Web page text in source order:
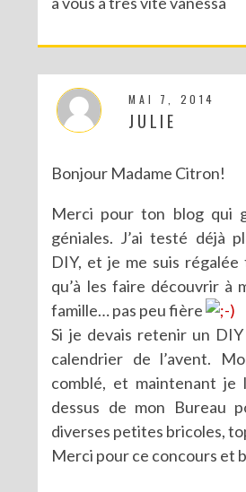
MAI 7, 2014
JULIE
Bonjour Madame Citron!
Merci pour ton blog qui
géniales. J’ai testé déjà
DIY, et je me suis
qu’à les faire découvrir à
famille… pas peu fière
Si je devais retenir un
calendrier de l’avent.
comblé, et maintenant je
dessus de mon Bureau
diverses petites bricoles,
Merci pour ce concours et